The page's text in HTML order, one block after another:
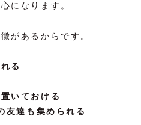
になります。
があるからです。
る
いておける
友達も集められる